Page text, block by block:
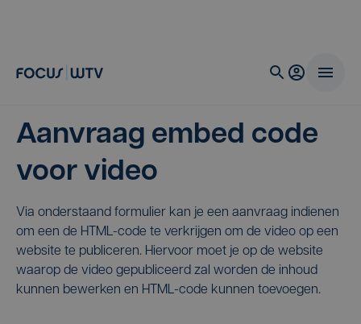
Aanvraag embed code
voor video
Via onderstaand formulier kan je een aanvraag indienen
om een de HTML-code te verkrijgen om de video op een
website te publiceren. Hiervoor moet je op de website
waarop de video gepubliceerd zal worden de inhoud
kunnen bewerken en HTML-code kunnen toevoegen.